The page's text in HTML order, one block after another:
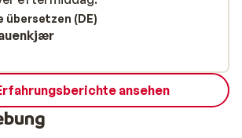
übersetzen (DE)
ansehen